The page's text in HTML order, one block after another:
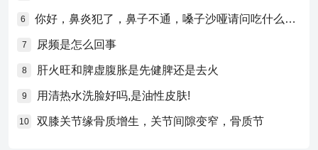
6 你好，鼻炎犯了，鼻子不通，嗓子沙哑请问吃什么药比较好？
7 尿频是怎么回事
8 肝火旺和脾虚腹胀是先健脾还是去火
9 用清热水洗脸好吗,是油性皮肤!
10 双膝关节缘骨质增生，关节间隙变窄，骨质节